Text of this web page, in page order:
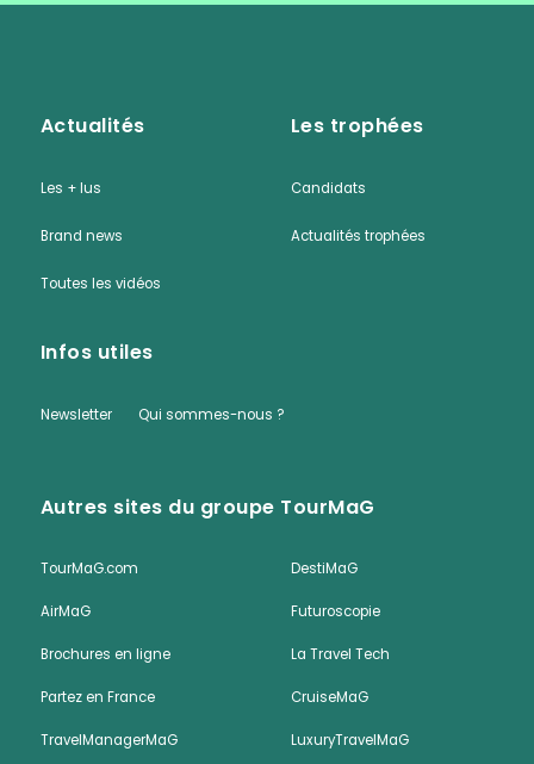
Actualités Les trophées
Infos utiles
Les + lus
Brand news
Toutes les vidéos
Candidats
Actualités trophées
Newsletter Qui sommes-nous ?
Autres sites du groupe TourMaG
TourMaG.com
AirMaG
Brochures en ligne
DestiMaG
Futuroscopie
La Travel Tech
Partez en France
TravelManagerMaG
CruiseMaG
LuxuryTravelMaG